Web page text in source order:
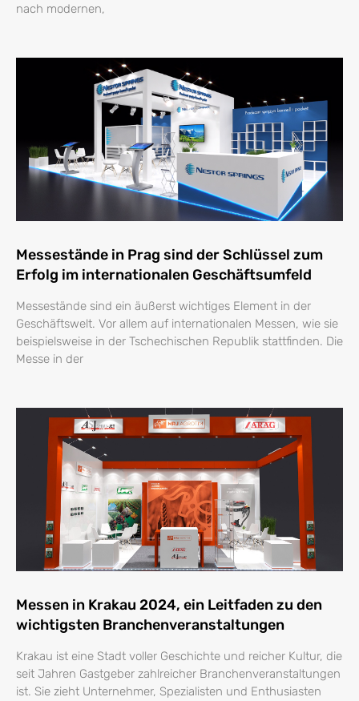
nach modernen,
Messestände in Prag sind der Schlüssel zum
Erfolg im internationalen Geschäftsumfeld
Messestände sind ein äußerst wichtiges Element in der
Geschäftswelt. Vor allem auf internationalen Messen, wie sie
beispielsweise in der Tschechischen Republik stattfinden. Die
Messe in der
Messen in Krakau 2024, ein Leitfaden zu den
wichtigsten Branchenveranstaltungen
Krakau ist eine Stadt voller Geschichte und reicher Kultur, die
seit Jahren Gastgeber zahlreicher Branchenveranstaltungen
ist. Sie zieht Unternehmer, Spezialisten und Enthusiasten